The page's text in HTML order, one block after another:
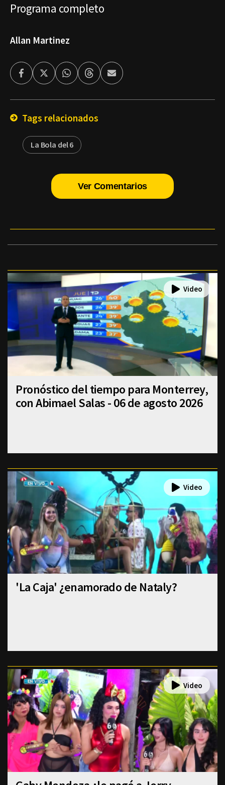
Programa completo
Allan Martinez
FacebookTwitterWhatsappThreadsEnviar
por
Tags relacionados
La Bola del 6
Ver Comentarios
Pronóstico del tiempo para Monterrey,
con Abimael Salas - 06 de agosto 2026
'La Caja' ¿enamorado de Nataly?